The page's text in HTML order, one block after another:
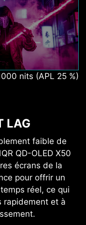
nits (APL 25 %)
LAG
faible de
QD-OLED X50
écrans de la
pour offrir un
réel, ce qui
rapidement et à